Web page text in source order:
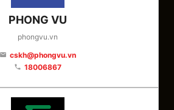
PHONG VU
phongvu.vn
email cskh@phongvu.vn
phone 18006867